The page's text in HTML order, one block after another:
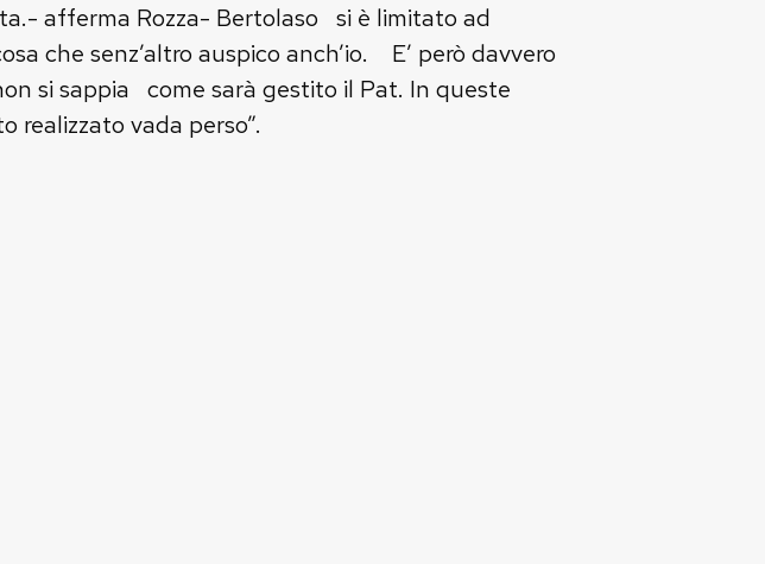
afferma Rozza- Bertolaso si è limitato ad
che senz’altro auspico anch’io. E’ però davvero
si sappia come sarà gestito il Pat. In queste
realizzato vada perso”.